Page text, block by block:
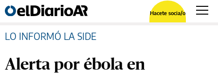
Hacete socia/o
LO INFORMÓ LA SIDE
Alerta por ébola en